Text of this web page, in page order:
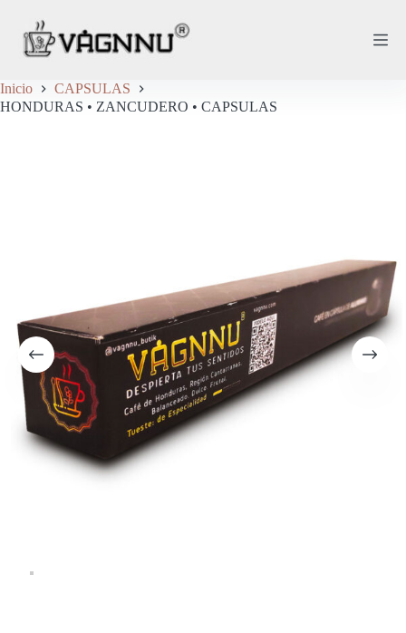
contenido
Inicio
CAPSULAS
HONDURAS • ZANCUDERO • CAPSULAS